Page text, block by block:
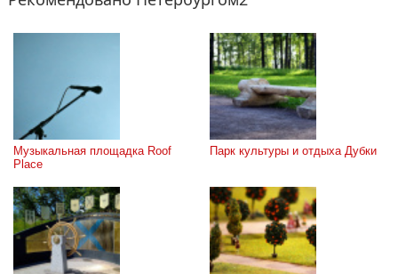
Музыкальная площадка Roof
Place
Парк культуры и отдыха Дубки